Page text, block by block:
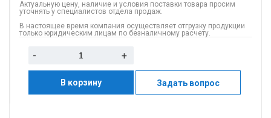
Актуальную цену, наличие и условия поставки товара просим
уточнять у специалистов отдела продаж.
В настоящее время компания осуществляет отгрузку продукции
только юридическим лицам по безналичному расчету.
- +
В корзину Задать вопрос